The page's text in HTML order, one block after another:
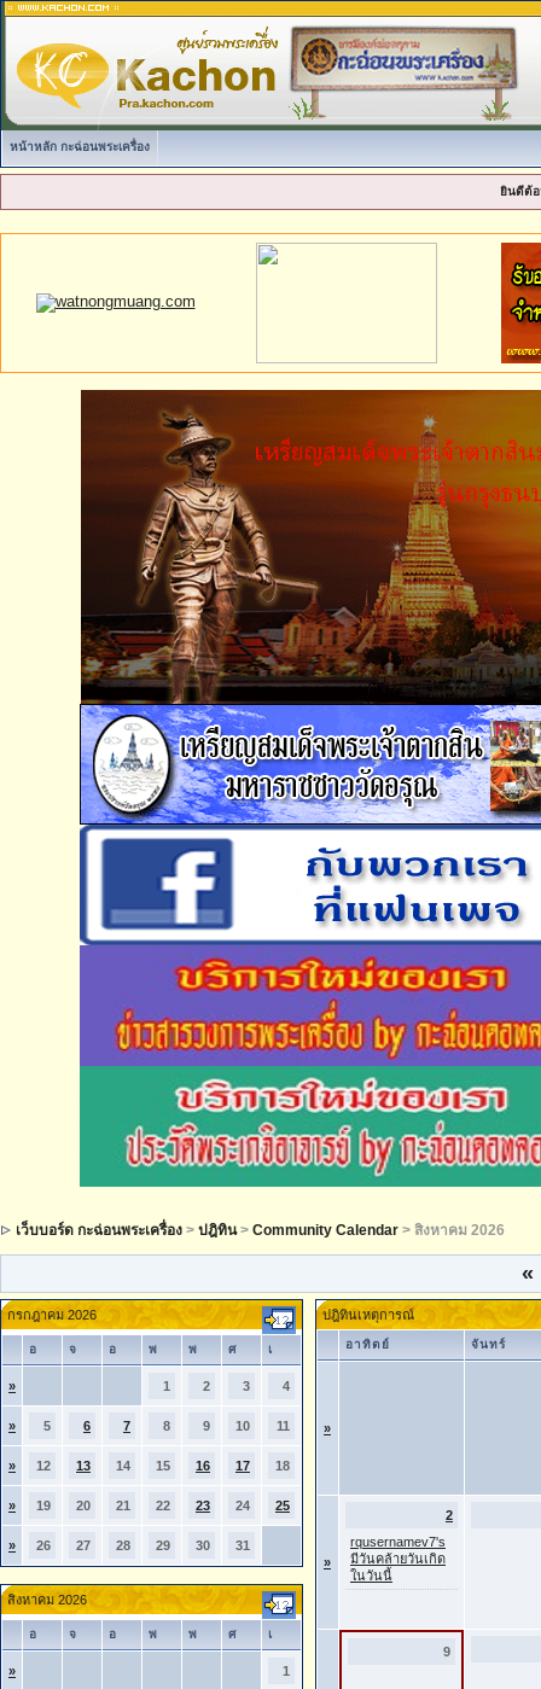
หน้าหลัก กะฉ่อนพระเครื่อง
ยินดีต้อ
เว็บบอร์ด กะฉ่อนพระเครื่อง > ปฎิทิน> Community Calendar > สิงหาคม 2026
«
กรกฎาคม 2026
อ จ อ พ พ ศ เ
» 1 2 3 4
» 5 6 7 8 9 10 11
» 12 13 14 15 16 17 18
» 19 20 21 22 23 24 25
» 26 27 28 29 30 31
สิงหาคม 2026
อ จ อ พ พ ศ เ
» 1
ปฎิทินเหตุการณ์
อาทิตย์ จันทร์
»
»
2
rqusernamev7's
มีวันคล้ายวันเกิด
ในวันนี้
9